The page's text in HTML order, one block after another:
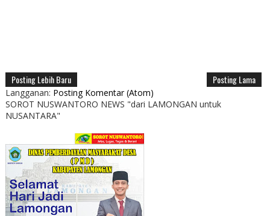
Posting Lebih Baru Posting Lama
Langganan: Posting Komentar (Atom)
SOROT NUSWANTORO NEWS "dari LAMONGAN untuk
NUSANTARA"